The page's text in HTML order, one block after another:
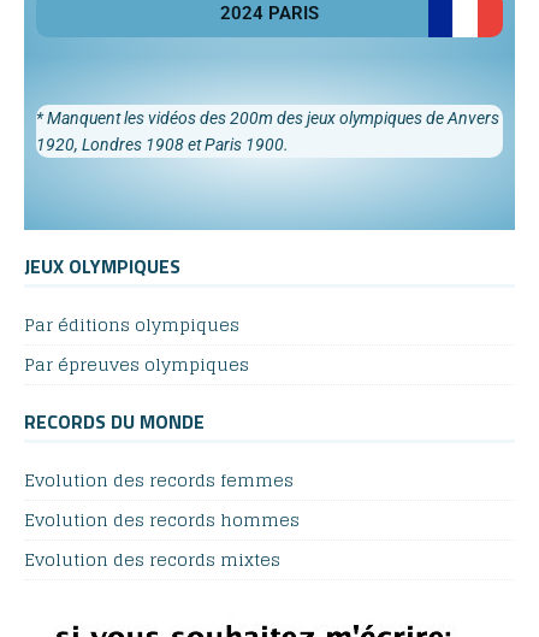
2024 PARIS
* Manquent les vidéos des 200m des jeux olympiques de Anvers
1920, Londres 1908 et Paris 1900.
JEUX OLYMPIQUES
Par éditions olympiques
Par épreuves olympiques
RECORDS DU MONDE
Evolution des records femmes
Evolution des records hommes
Evolution des records mixtes